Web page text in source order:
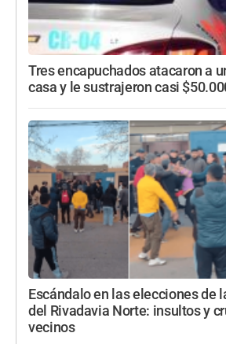
Tres encapuchados atacaron a
casa y le sustrajeron casi
Escándalo en las elecciones de
del Rivadavia Norte: insultos y
vecinos